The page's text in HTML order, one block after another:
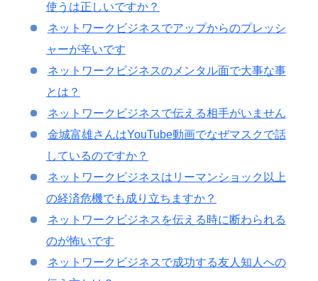
使うは正しいですか？
ネットワークビジネスでアップからのプレッシ
ャーが辛いです
ネットワークビジネスのメンタル面で大事な事
とは？
ネットワークビジネスで伝える相手がいません
金城富雄さんはYouTube動画でなぜマスクで話
しているのですか？
ネットワークビジネスはリーマンショック以上
の経済危機でも成り立ちますか？
ネットワークビジネスを伝える時に断わられる
のが怖いです
ネットワークビジネスで成功する友人知人への